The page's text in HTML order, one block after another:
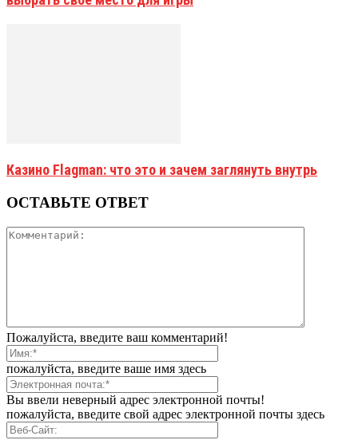
Казино Flagman: что это и зачем заглянуть внутрь
ОСТАВЬТЕ ОТВЕТ
Пожалуйста, введите ваш комментарий!
пожалуйста, введите ваше имя здесь
Вы ввели неверный адрес электронной почты!
пожалуйста, введите свой адрес электронной почты здесь